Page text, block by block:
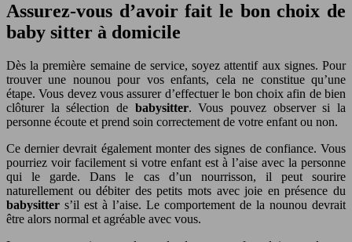
Assurez-vous d’avoir fait le bon choix de
baby sitter à domicile
Dès la première semaine de service, soyez attentif aux signes. Pour
trouver une nounou pour vos enfants, cela ne constitue qu’une
étape. Vous devez vous assurer d’effectuer le bon choix afin de bien
clôturer la sélection de babysitter. Vous pouvez observer si la
personne écoute et prend soin correctement de votre enfant ou non.
Ce dernier devrait également monter des signes de confiance. Vous
pourriez voir facilement si votre enfant est à l’aise avec la personne
qui le garde. Dans le cas d’un nourrisson, il peut sourire
naturellement ou débiter des petits mots avec joie en présence du
babysitter s’il est à l’aise. Le comportement de la nounou devrait
être alors normal et agréable avec vous.